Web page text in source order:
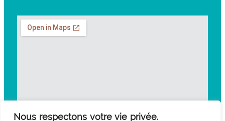
Nous respectons votre vie privée.